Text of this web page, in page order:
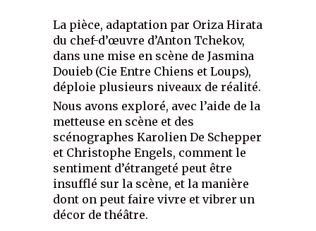
La pièce, adaptation par Oriza Hirata
du chef-d’œuvre d’Anton Tchekov,
dans une mise en scène de Jasmina
Douieb (Cie Entre Chiens et Loups),
déploie plusieurs niveaux de réalité.
Nous avons exploré, avec l’aide de la
metteuse en scène et des
scénographes Karolien De Schepper
et Christophe Engels, comment le
sentiment d’étrangeté peut être
insufflé sur la scène, et la manière
dont on peut faire vivre et vibrer un
décor de théâtre.